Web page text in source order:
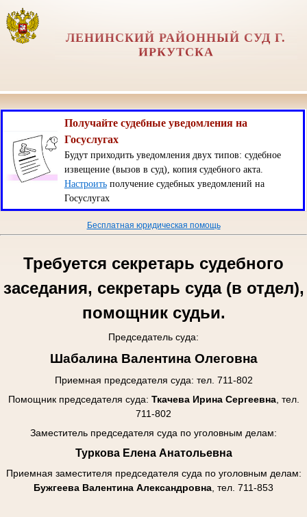
ЛЕНИНСКИЙ РАЙОННЫЙ СУД Г.
ИРКУТСКА
Получайте судебные уведомления на
Госуслугах
Будут приходить уведомления двух типов: судебное
извещение (вызов в суд), копия судебного акта.
Настроитьполучение судебных уведомлений на
Госуслугах
Бесплатная юридическая помощь
Требуется секретарь судебного
заседания, секретарь суда (в отдел),
помощник судьи.
Председатель суда:
Шабалина Валентина Олеговна
Приемная председателя суда: тел. 711-802
Помощник председателя суда: Ткачева Ирина Сергеевна, тел.
711-802
Заместитель председателя суда по уголовным делам:
Туркова Елена Анатольевна
Приемная заместителя председателя суда по уголовным делам:
Бужгеева Валентина Александровна , тел. 711-853